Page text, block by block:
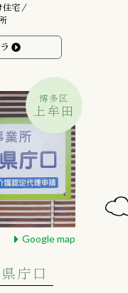
宅／
Google map
博多区
上牟田
庁口